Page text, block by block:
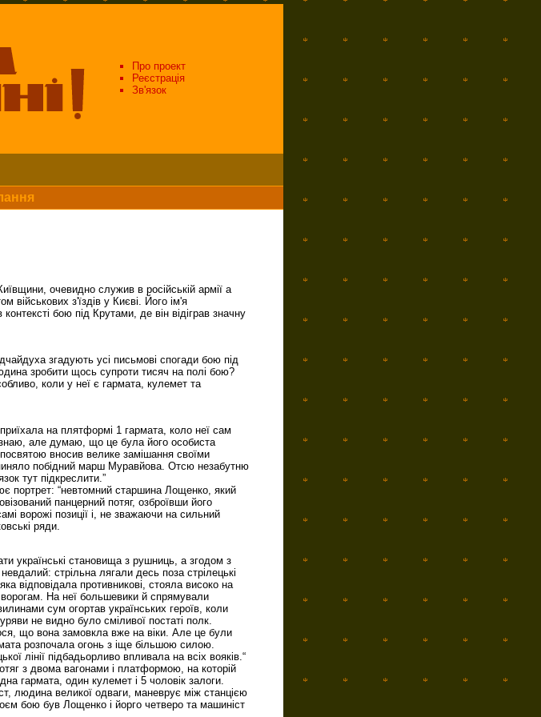
Про проект
Реєстрація
Зв'язок
очевидно служив в російській армії а
військових з'їздів у Києві. Його ім'я
бою під Крутами, де він відіграв значну
згадують усі письмові спогади бою під
зробити щось супроти тисяч на полі бою?
коли у неї є гармата, кулемет та
на плятформі 1 гармата, коло неї сам
але думаю, що це була його особиста
вносив велике замішання своїми
побідний марш Муравйова. Отсю незабутню
тут підкреслити.”
портрет: “невтомний старшина Лощенко, який
панцерний потяг, озброївши його
ворожі позиції і, не зважаючи на сильний
ряди.
українські становища з рушниць, а згодом з
стрільна лягали десь поза стрілецькі
відповідала противникові, стояла високо на
ворогам. На неї большевики й спрямували
сум огортав українських героїв, коли
не видно було сміливої постаті полк.
що вона замовкла вже на віки. Але це були
розпочала огонь з іще більшою силою.
лінії підбадьорливо впливала на всіх вояків.“
з двома вагонами і платформою, на которій
гармата, один кулемет і 5 чоловік залоги.
людина великої одваги, маневрує між станцією
бою був Лощенко і йорго четверо та машиніст